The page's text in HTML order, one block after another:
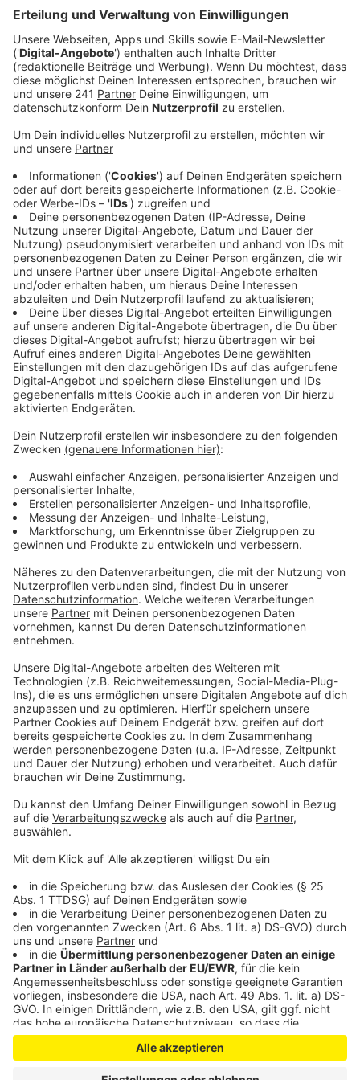
Anzeige
Wo findet Ihr mich in letzter Zeit öfter?
Auf einem Schulhof einer Grundschule in Hückeswagen
in geheimer Mission. Dort habe ich im gerade
vergangenen Schuljahr eine Lese-AG geleitet. Wir
haben viel gespielt und gelacht - und Bohnen
gepflanzt. Denn wer die Karte in der Eisdiele oder eine
Pflanzanleitung lesen kann, ist schon mal fit für den
Alltag. Wir haben alle ganz brav mit Hilfe des Buchs
"Kasimir pflanzt Bohnen" unsere Töpfchen befüllt. Da
wir noch ein paar Bohnen übrig hatten, haben wir sie
einfach mal heimlich in die Erde neben einem Baum auf
dem Schulhof gesteckt. Was soll ich sagen: Die Kinder
sind der Hammer! Sie haben nicht nur größtenteils ihre
Bohnen zu Hause zum Wachsen bekommen. Sie haben
auch die Freilandschulhofbohnen immer mal heimlich
im Vorbeigehen aus ihren Trinkflaschen gegossen. Und
siehe da: Sie wachsen und wachsen. Leider habe ich in
der Planung vor lauter Bohnenglück die Ferien
vergessen. Und nun stehe ich ab und zu da auf dem
Die Erde ist aber oft nass... Liebe Kids, wenn Ihr das
jetzt lest: Ich bin meeeega stolz auf euch!!!
Womit bist du gerade am häufigsten unterwegs?
Familienkutsche gegen den 20 Jahre alten Corsa
meiner ältesten Tochter. Sie fährt mit meinem Auto
ihre Schwestern und deren Freundinnen zum Freibad,
und ich sitze auf dem Weg zur Arbeit in einem Auto mit
Anfahrhilfe, keine Rückfahrkamera, kein Piepen, keine
Klimaanlage. Dafür bekomme ich jeden Parkplatz, auch
in den engsten Tiefgaragen in Wipperfürth,
Gummersbach und Hückeswagen (Ihr wisst wo ?). Und
wenn ich mit beiden runtergekurbelten Fenstern
wegen der fehlenden Kühlung durchs Bergische
brause, fühle ich mich 20 Jahre jünger. Und bitte: Was
kann man von einem Auto mehr erwarten?
Anzeige
Anzeige